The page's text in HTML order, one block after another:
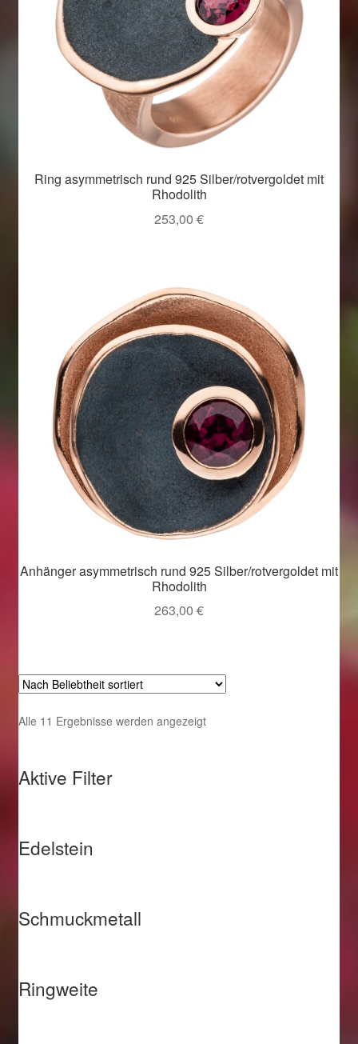
Ring asymmetrisch rund 925 Silber/rotvergoldet mit
Rhodolith
253,00 €
Anhänger asymmetrisch rund 925 Silber/rotvergoldet mit
Rhodolith
263,00 €
Alle 11 Ergebnisse werden angezeigtNach
Aktive Filter
Edelstein
Schmuckmetall
Ringweite